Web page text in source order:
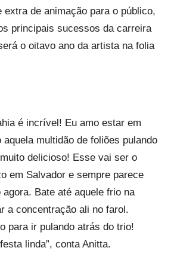
extra de animação para o público,
principais sucessos da carreira
o oitavo ano da artista na folia
é incrível! Eu amo estar em
multidão de foliões pulando
delicioso! Esse vai ser o
em Salvador e sempre parece
Bate até aquele frio na
a concentração ali no farol.
para ir pulando atrás do trio!
linda”, conta Anitta.